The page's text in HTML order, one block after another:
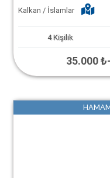
Kalkan / İslamlar
4 Kişilik
35.000 ₺-